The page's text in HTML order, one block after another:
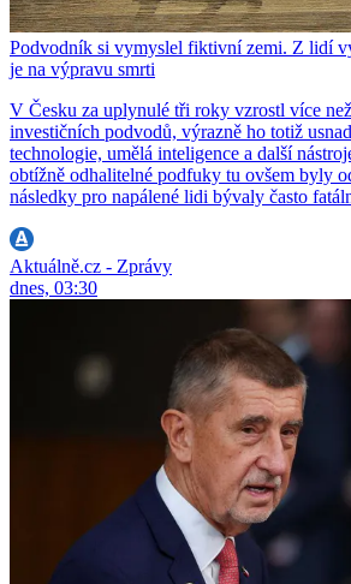
Podvodník si vymyslel fiktivní zemi. Z lidí
je na výpravu smrti
V Česku za uplynulé tři roky vzrostl více
investičních podvodů, výrazně ho totiž
technologie, umělá inteligence a další
obtížně odhalitelné podfuky tu ovšem byly
následky pro napálené lidi bývaly často
Aktuálně.cz - Zprávy
dnes, 03:30